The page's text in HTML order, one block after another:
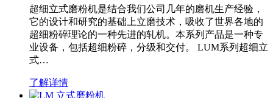
超细立式磨粉机是结合我们公司几年的磨机生产经验，
它的设计和研究的基础上立磨技术，吸收了世界各地的
超细粉碎理论的一种先进的轧机。本系列产品是一种专
业设备，包括超细粉碎，分级和交付。 LUM系列超细立
式…
了解详情